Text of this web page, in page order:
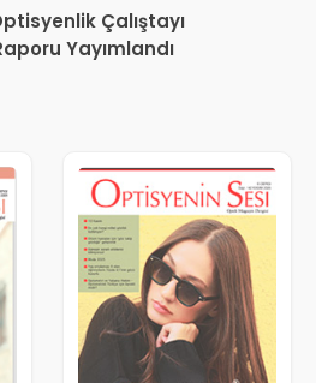
Çalıştayı
Yayımlandı